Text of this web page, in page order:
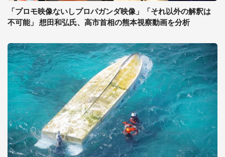
「プロモ映像ないしプロパガンダ映像」「それ以外の解釈は
不可能」 想田和弘氏、高市首相の熊本視察動画を分析